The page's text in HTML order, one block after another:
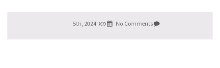
מאי 5th, 2024